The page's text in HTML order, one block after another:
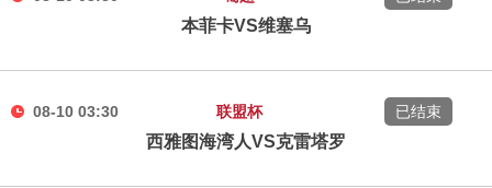
本菲卡VS维塞乌
08-10 03:30 联盟杯
西雅图海湾人VS克雷塔罗
已结束